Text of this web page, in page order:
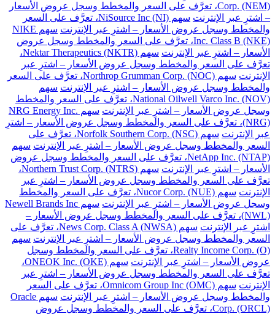
Corp. (NEM)، تعرَّف على السعر والمخطط وسجل عروض الأسعار
– اشترِ عبر الإنترنت
سهم NiSource Inc (NI)، تعرَّف على السعر
والمخطط وسجل عروض الأسعار – اشترِ عبر الإنترنت
سهم NIKE
Inc. Class B (NKE)، تعرَّف على السعر والمخطط وسجل عروض
الأسعار – اشترِ عبر الإنترنت
سهم Nektar Therapeutics (NKTR)،
تعرَّف على السعر والمخطط وسجل عروض الأسعار – اشترِ عبر
الإنترنت
سهم Northrop Grumman Corp. (NOC)، تعرَّف على السعر
والمخطط وسجل عروض الأسعار – اشترِ عبر الإنترنت سهم
National Oilwell Varco Inc. (NOV)، تعرَّف على السعر والمخطط
وسجل عروض الأسعار – اشترِ عبر الإنترنت
سهم NRG Energy Inc.
(NRG)، تعرَّف على السعر والمخطط وسجل عروض الأسعار – اشترِ
عبر الإنترنت
سهم Norfolk Southern Corp. (NSC)، تعرَّف على
السعر والمخطط وسجل عروض الأسعار – اشترِ عبر الإنترنت سهم
NetApp Inc. (NTAP)، تعرَّف على السعر والمخطط وسجل عروض
الأسعار – اشترِ عبر الإنترنت
سهم Northern Trust Corp. (NTRS)،
تعرَّف على السعر والمخطط وسجل عروض الأسعار – اشترِ عبر
الإنترنت
سهم Nucor Corp. (NUE)، تعرَّف على السعر والمخطط
وسجل عروض الأسعار – اشترِ عبر الإنترنت
سهم Newell Brands Inc
(NWL)، تعرَّف على السعر والمخطط وسجل عروض الأسعار –
اشترِ عبر الإنترنت
سهم News Corp. Class A (NWSA)، تعرَّف على
السعر والمخطط وسجل عروض الأسعار – اشترِ عبر الإنترنت سهم
Realty Income Corp. (O)، تعرَّف على السعر والمخطط وسجل
عروض الأسعار – اشترِ عبر الإنترنت
سهم ONEOK Inc. (OKE)،
تعرَّف على السعر والمخطط وسجل عروض الأسعار – اشترِ عبر
الإنترنت
سهم Omnicom Group Inc (OMC)، تعرَّف على السعر
والمخطط وسجل عروض الأسعار – اشترِ عبر الإنترنت
سهم Oracle
Corp. (ORCL)، تعرَّف على السعر والمخطط وسجل عروض